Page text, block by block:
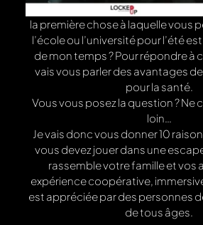
la première chose à laquelle vous
l’école ou l’université pour l’été
de mon temps ? Pour répondre à
vais vous parler des avantages
pour la santé.
Vous vous posez la question ? Ne
loin…
Je vais donc vous donner 10
vous devez jouer dans une
rassemble votre famille et vos
expérience coopérative,
est appréciée par des personnes
de tous âges.